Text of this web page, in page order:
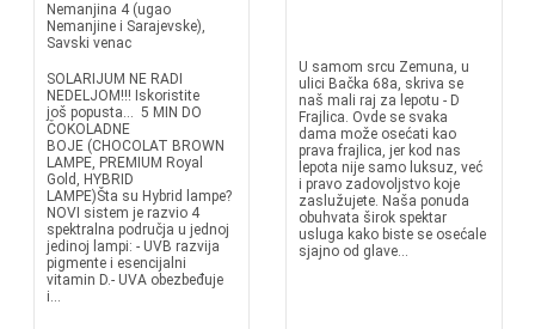
Nemanjina 4 (ugao
Nemanjine i Sarajevske),
Savski venac
SOLARIJUM NE RADI
NEDELJOM!!! Iskoristite
još popusta... 5 MIN DO
ČOKOLADNE
BOJE (CHOCOLAT BROWN
LAMPE, PREMIUM Royal
Gold, HYBRID
LAMPE)Šta su Hybrid lampe?
NOVI sistem je razvio 4
spektralna područja u jednoj
jedinoj lampi: - UVB razvija
pigmente i esencijalni
vitamin D.- UVA obezbeđuje
i...
U samom srcu Zemuna, u
ulici Bačka 68a, skriva se
naš mali raj za lepotu - D
Frajlica. Ovde se svaka
dama može osećati kao
prava frajlica, jer kod nas
lepota nije samo luksuz, već
i pravo zadovoljstvo koje
zaslužujete. Naša ponuda
obuhvata širok spektar
usluga kako biste se osećale
sjajno od glave...